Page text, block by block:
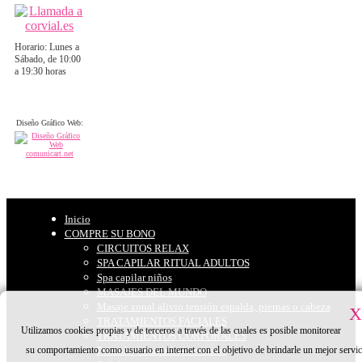
X
Utilizamos cookies propias y de terceros a través de las cuales es posible monitorear
su comportamiento como usuario en internet con el objetivo de brindarle un mejor
Horario: Lunes a
Sábado, de 10:00
a 19:30 horas
Diseño Gráfico Web:
Inicio
COMPRE SU BONO
CIRCUITOS RELAX
SPA CAPILAR RITUAL ADULTOS
Spa capilar niños
MASAJES DEL MUNDO
Masaje zonal alivio tensión espalda, piernas o cabeza
TRATAMIENTOS FACIALES
TRATAMIENTOS CORPORALES
Peinado y maquillaje eventos